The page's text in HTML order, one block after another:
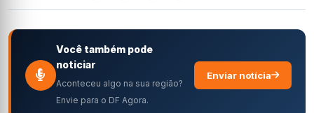
Você também pode
noticiar
Aconteceu algo na sua região?
Envie para o DF Agora.
Enviar notícia